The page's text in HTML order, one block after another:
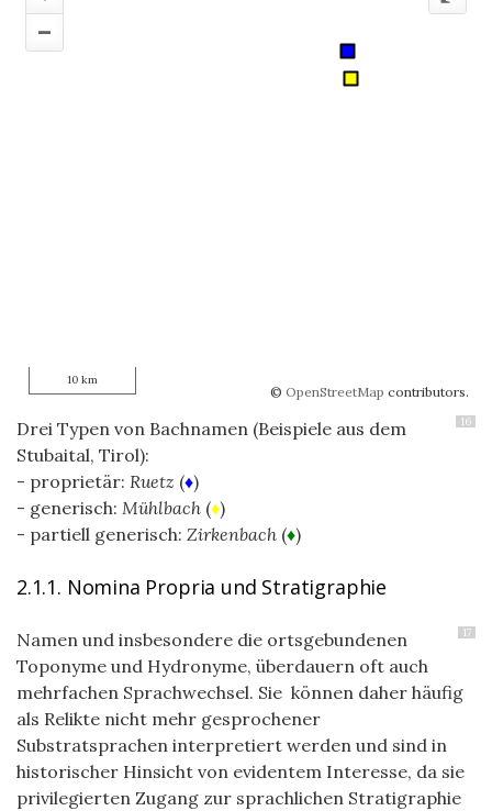
–
© OpenStreetMap contributors.
10 km
16
Drei Typen von Bachnamen (Beispiele aus dem
Stubaital, Tirol):
- proprietär: Ruetz (♦)
- generisch: Mühlbach (♦)
- partiell generisch: Zirkenbach (♦)
2.1.1. Nomina Propria und Stratigraphie
17
Namen und insbesondere die ortsgebundenen
Toponyme und Hydronyme, überdauern oft auch
mehrfachen Sprachwechsel. Sie können daher häufig
als Relikte nicht mehr gesprochener
Substratsprachen interpretiert werden und sind in
historischer Hinsicht von evidentem Interesse, da sie
privilegierten Zugang zur sprachlichen Stratigraphie